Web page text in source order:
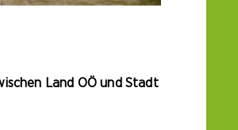
Land OÖ und Stadt